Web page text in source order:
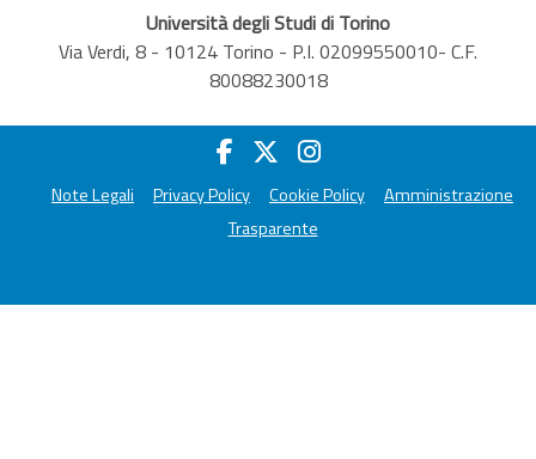
Università degli Studi di Torino
Via Verdi, 8 - 10124 Torino - P.I. 02099550010- C.F.
80088230018
Note Legali Privacy Policy Cookie Policy
Amministrazione
Trasparente